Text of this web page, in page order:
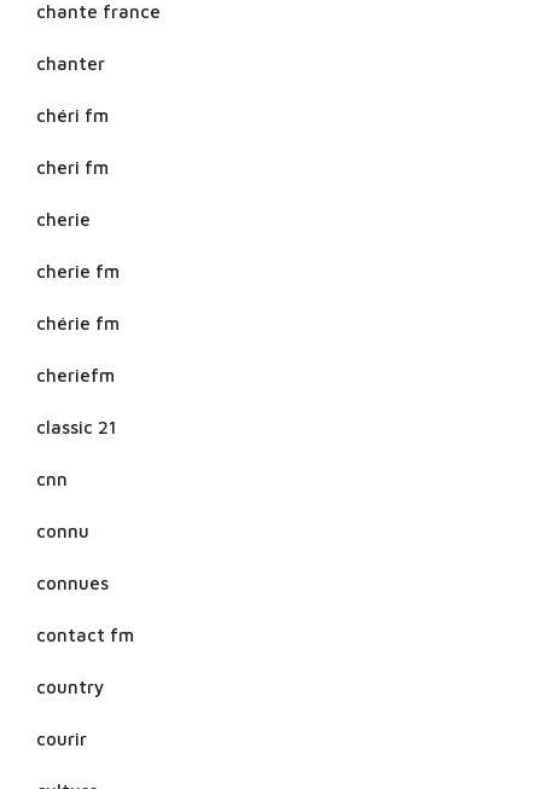
chante france
chanter
chéri fm
cheri fm
cherie
cherie fm
chérie fm
cheriefm
classic 21
cnn
connu
connues
contact fm
country
courir